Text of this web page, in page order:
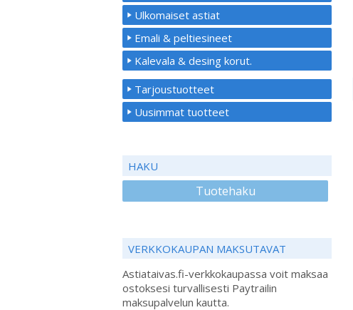
Ulkomaiset astiat
Emali & peltiesineet
Kalevala & desing korut.
Tarjoustuotteet
Uusimmat tuotteet
HAKU
Tuotehaku
VERKKOKAUPAN MAKSUTAVAT
Astiataivas.fi-verkkokaupassa voit maksaa
ostoksesi turvallisesti Paytrailin
maksupalvelun kautta.